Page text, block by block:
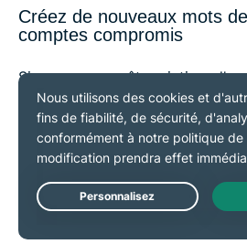
Créez de nouveaux mots
comptes compromis
Si vous pensez être victime
phishing ou d’une arnaque
de passedu compte touché de
Connectez-vous au site dans
allez dans les paramètres du
de passe que vous n’employez
Si vous êtes assez rapide,
dégâts.